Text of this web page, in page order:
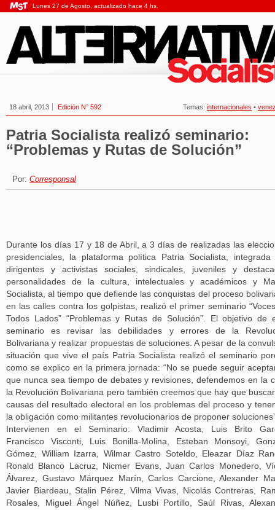
Lunes 27 de Agosto, actualizado hace 4 hs.
18 abril, 2013 Edición N° 592 Temas: internacionales •
Patria Socialista realizó seminario:
“Problemas y Rutas de Solución”
Por: Corresponsal
Durante los días 17 y 18 de Abril, a 3 días de realizadas las
presidenciales, la plataforma política Patria Socialista, integrada
dirigentes y activistas sociales, sindicales, juveniles y
personalidades de la cultura, intelectuales y académicos y
Socialista, al tiempo que defiende las conquistas del proceso
en las calles contra los golpistas, realizó el primer seminario
Todos Lados” “Problemas y Rutas de Solución”. El objetivo de
seminario es revisar las debilidades y errores de la
Bolivariana y realizar propuestas de soluciones. A pesar de la
situación que vive el país Patria Socialista realizó el seminario
como se explico en la primera jornada: “No se puede seguir
que nunca sea tiempo de debates y revisiones, defendemos en la
la Revolución Bolivariana pero también creemos que hay que
causas del resultado electoral en los problemas del proceso y
la obligación como militantes revolucionarios de proponer
Intervienen en el Seminario: Vladimir Acosta, Luis Brito
Francisco Visconti, Luis Bonilla-Molina, Esteban Monsoyi,
Gómez, William Izarra, Wilmar Castro Soteldo, Eleazar Díaz
Ronald Blanco Lacruz, Nicmer Evans, Juan Carlos Monedero,
Álvarez, Gustavo Márquez Marín, Carlos Carcione, Alexander
Javier Biardeau, Stalin Pérez, Vilma Vivas, Nicolás Contreras,
Rosales, Miguel Ángel Núñez, Lusbi Portillo, Saúl Rivas,